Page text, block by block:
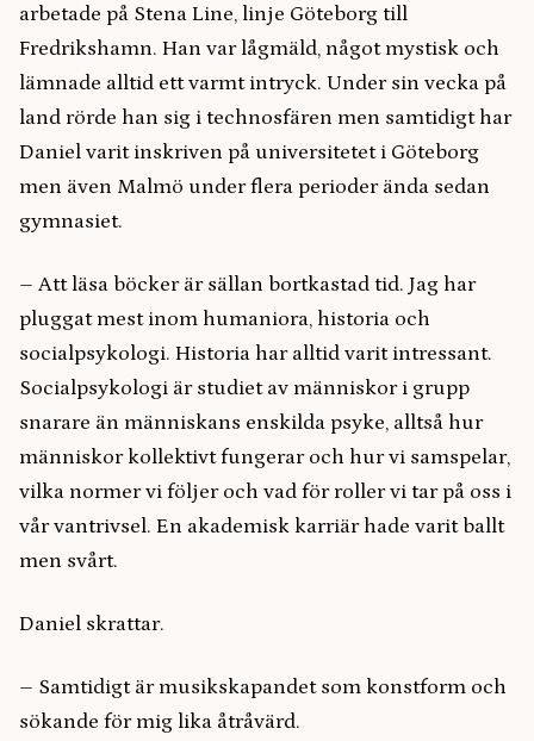
arbetade på Stena Line, linje Göteborg till
Fredrikshamn. Han var lågmäld, något mystisk och
lämnade alltid ett varmt intryck. Under sin vecka på
land rörde han sig i technosfären men samtidigt har
Daniel varit inskriven på universitetet i Göteborg
men även Malmö under flera perioder ända sedan
gymnasiet.
– Att läsa böcker är sällan bortkastad tid. Jag har
pluggat mest inom humaniora, historia och
socialpsykologi. Historia har alltid varit intressant.
Socialpsykologi är studiet av människor i grupp
snarare än människans enskilda psyke, alltså hur
människor kollektivt fungerar och hur vi samspelar,
vilka normer vi följer och vad för roller vi tar på oss i
vår vantrivsel. En akademisk karriär hade varit ballt
men svårt.
Daniel skrattar.
– Samtidigt är musikskapandet som konstform och
sökande för mig lika åtråvärd.